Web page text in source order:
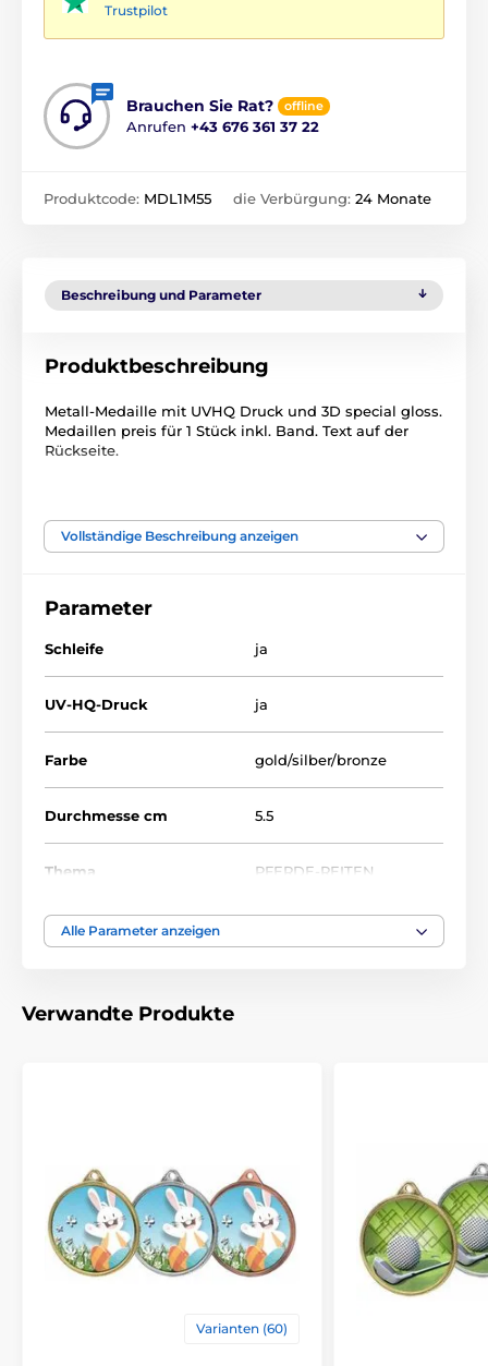
Trustpilot
Brauchen Sie Rat? offline
Anrufen +43 676 361 37 22
Produktcode: MDL1M55 die Verbürgung: 24 Monate
Beschreibung und Parameter
Produktbeschreibung
Metall-Medaille mit UVHQ Druck und 3D special gloss.
Medaillen preis für 1 Stück inkl. Band. Text auf der
Rückseite.
Reitkunst
Metallmedaillen mit Aufdruck
Vollständige Beschreibung anzeigen
Parameter
Schleife ja
UV-HQ-Druck ja
Farbe gold/silber/bronze
Durchmesse cm 5.5
Thema PFERDE-REITEN
Auszeichnungstyp
Alle Parameter anzeigen
Verwandte Produkte
Varianten (60)